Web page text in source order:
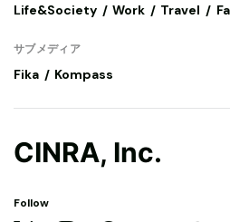
Life&Society
Work Travel
サブメディア
Fika Kompass
CINRA, Inc.
Follow